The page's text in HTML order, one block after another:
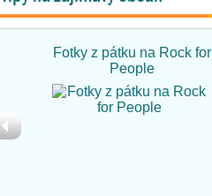
Fotky z pátku na Rock for
People